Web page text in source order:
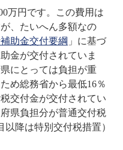
万円です。この費用は
、たいへん多額なの
助金交付要綱 」に基づ
金が交付されていま
にとっては負担が重
め総務省から最低16％
交付金が交付されてい
県負担分が普通交付税
降は特別交付税措置）